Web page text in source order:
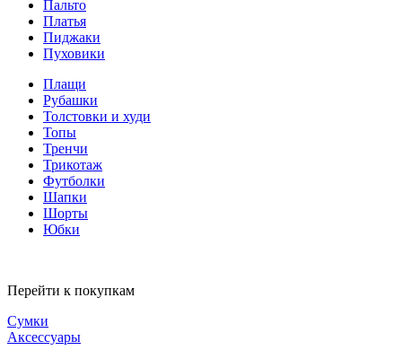
Пальто
Платья
Пиджаки
Пуховики
Плащи
Рубашки
Толстовки и худи
Топы
Тренчи
Трикотаж
Футболки
Шапки
Шорты
Юбки
Перейти к покупкам
Сумки
Аксессуары